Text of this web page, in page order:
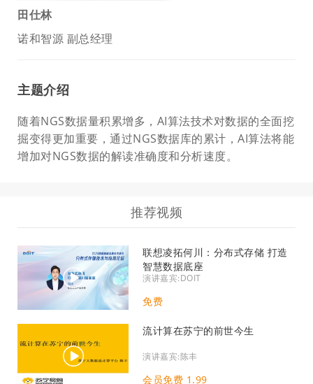
田仕林
诺和智源 副总经理
主题介绍
随着NGS数据量积累增多，AI算法技术对数据的全面挖
掘变得更加重要，通过NGS数据库的累计，AI算法将能
增加对NGS数据的解读准确度和分析速度。
推荐视频
联想凌拓何川：分布式存储 打造
智慧数据底座
演讲嘉宾:DOIT
免费
流计算在苏宁的前世今生
演讲嘉宾:陈丰
会员免费 1.99